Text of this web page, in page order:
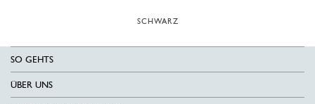
SCHWARZ
SO GEHTS
ÜBER UNS